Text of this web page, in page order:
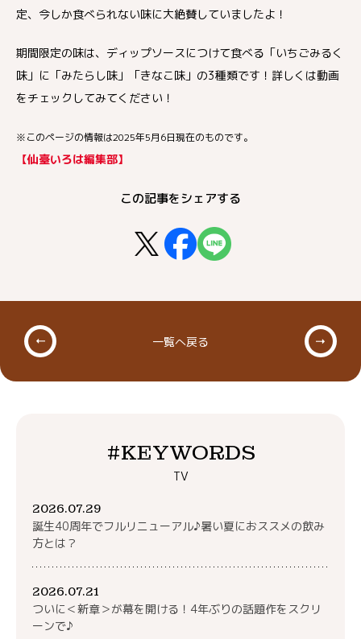
定、今しか食べられない味に大絶賛していましたよ！
期間限定の味は、ディップソースにつけて食べる「いちごみるく
味」に「みたらし味」「きなこ味」の3種類です！詳しくは動画
をチェックしてみてください！
※このページの情報は2025年5月6日現在のものです。
【仙臺いろは編集部】
この記事をシェアする
一覧へ戻る
#KEYWORDS
TV
2026.07.29
誕生40周年でフルリニューアル♪暑い夏におススメの飲み
方とは？
2026.07.21
ついに＜新章＞が幕を開ける！4年ぶりの話題作をスクリ
ーンで♪